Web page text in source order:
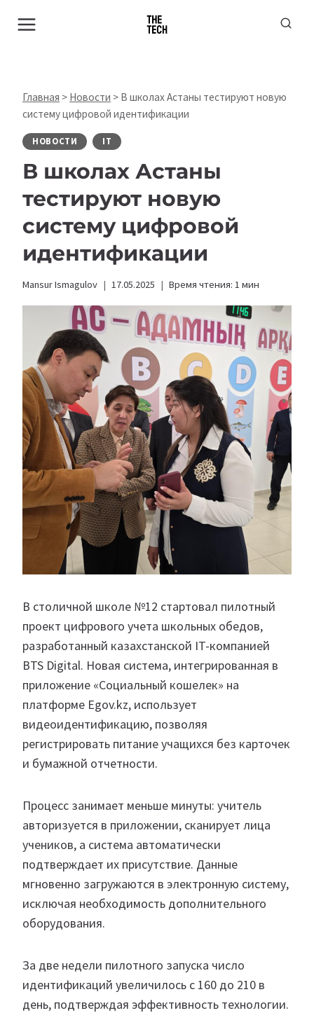
Главная > Новости > В школах Астаны тестируют новую
систему цифровой идентификации
НОВОСТИ IT
В школах Астаны
тестируют новую
систему цифровой
идентификации
Mansur Ismagulov 17.05.2025 Время чтения: 1 мин
В столичной школе №12 стартовал пилотный
проект цифрового учета школьных обедов,
разработанный казахстанской IT-компанией
BTS Digital. Новая система, интегрированная в
приложение «Социальный кошелек» на
платформе Egov.kz, использует
видеоидентификацию, позволяя
регистрировать питание учащихся без карточек
и бумажной отчетности.
Процесс занимает меньше минуты: учитель
авторизуется в приложении, сканирует лица
учеников, а система автоматически
подтверждает их присутствие. Данные
мгновенно загружаются в электронную систему,
исключая необходимость дополнительного
оборудования.
За две недели пилотного запуска число
идентификаций увеличилось с 160 до 210 в
день, подтверждая эффективность технологии.